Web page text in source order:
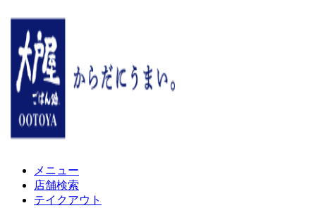
メニュー
店舗検索
テイクアウト